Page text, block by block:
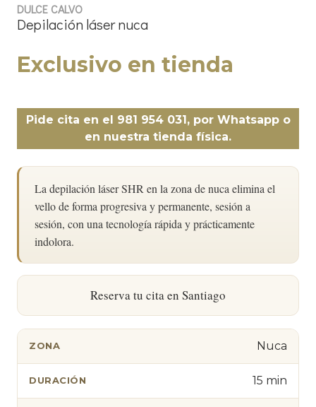
DULCE CALVO
Depilación láser nuca
Exclusivo en tienda
Pide cita en el 981 954 031, por Whatsapp o
en nuestra tienda física.
La depilación láser SHR en la zona de nuca elimina el
vello de forma progresiva y permanente, sesión a
sesión, con una tecnología rápida y prácticamente
indolora.
Reserva tu cita en Santiago
ZONA Nuca
DURACIÓN 15 min